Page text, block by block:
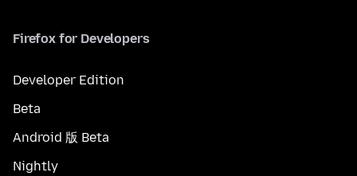
Firefox for Developers
Developer Edition
Beta
Android 版 Beta
Nightly